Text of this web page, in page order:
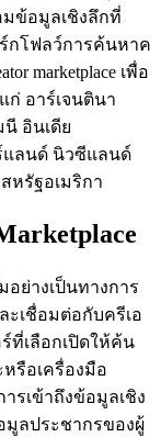
มข้อมูลเชิงลึกที่
ร์กโฟลว์การค้นหาค
marketplace เพื่อ
ก่ อาร์เจนตินา
นี อินเดีย
แลนด์ นิวซีแลนด์
หรัฐอเมริกา
อย่างเป็นทางการ
ะเชื่อมต่อกับครีเอ
ร์ที่เลือกเปิดให้ค้น
รือเครื่องมือ
รเข้าถึงข้อมูลเชิง
มูลประชากรของผู้